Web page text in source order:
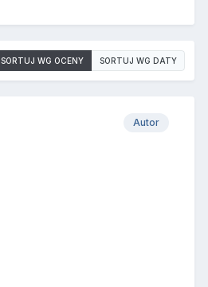
SORTUJ WG OCENY SORTUJ WG DATY
Autor